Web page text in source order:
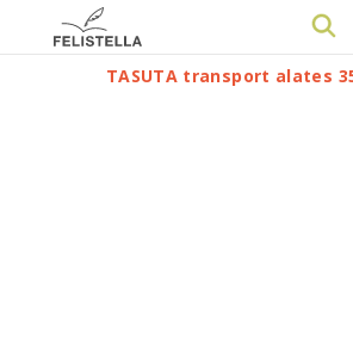
TASUTA transport alates